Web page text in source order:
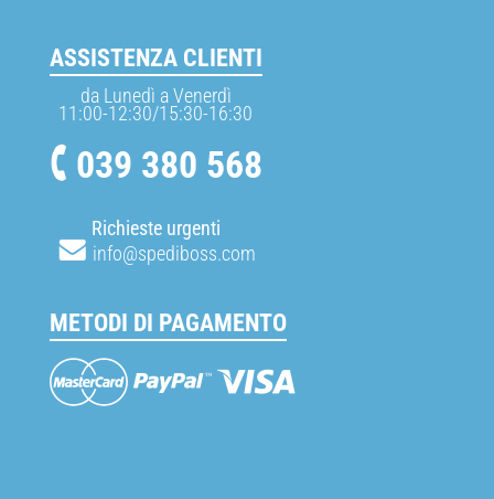
ASSISTENZA CLIENTI
da Lunedì a Venerdì
11:00-12:30/15:30-16:30
039 380 568
Richieste urgenti
info@spediboss.com
METODI DI PAGAMENTO